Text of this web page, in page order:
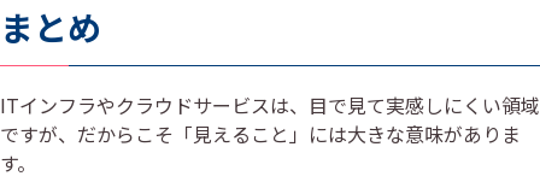
まとめ
ITインフラやクラウドサービスは、目で見て実感しにくい領域
ですが、だからこそ「見えること」には大きな意味がありま
す。